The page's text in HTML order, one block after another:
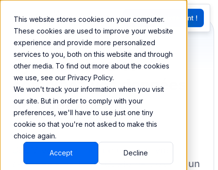
This website stores cookies on your computer.
These cookies are used to improve your website
experience and provide more personalized
services to you, both on this website and through
other media. To find out more about the cookies
we use, see our Privacy Policy.
We won't track your information when you visit
our site. But in order to comply with your
preferences, we'll have to use just one tiny
cookie so that you're not asked to make this
choice again.
Accept Decline
EN
G
Essayez Maintenant !
Synchronisez et
combinez vos données
de Customer.io
BEEM vous permet de charger vos
données à partir deCustomer.iodans un